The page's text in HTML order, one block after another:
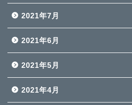
2021年7月
2021年6月
2021年5月
2021年4月